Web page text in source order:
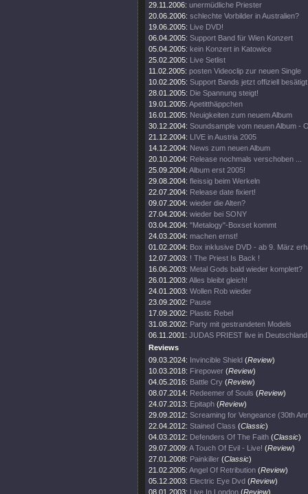
29.11.2006: unermüdliche Priester
20.06.2006: schlechte Vorbilder in Australien?
19.06.2005: Live DVD!
06.04.2005: Support Band für Wien Konzert
05.04.2005: kein Konzert in Katowice
25.02.2005: Live Setlist
11.02.2005: posten Videoclip zur neuen Single
10.02.2005: Support Bands jetzt offiziell besätigt
28.01.2005: Die Spannung steigt!
19.01.2005: Apetitthäppchen
16.01.2005: Neuigkeiten zum neuem Album
30.12.2004: Soundsample vom neuen Album -
21.12.2004: LIVE in Austria 2005
14.12.2004: News zum neuen Album
20.10.2004: Release nochmals verschoben ...
25.09.2004: Album erst 2005!
29.08.2004: fleissig beim Werkeln
22.07.2004: Release date fixiert!
09.07.2004: wieder die Alten?
27.04.2004: wieder bei SONY
03.04.2004: "Metalogy"-Boxset kommt
24.03.2004: machen ernst!
01.02.2004: Box inklusive DVD - ab 9. März
12.07.2003: ! The Priest Is Back !
16.06.2003: Metal Gods bald wieder komplett?
26.01.2003: Alles bleibt gleich!
24.01.2003: Wollen Rob wieder
23.09.2002: Pause
17.09.2002: Plastic Rebel
31.08.2002: Party mit gestrandeten Models
06.11.2001: JUDAS PRIEST live in Deutschland
Reviews
09.03.2024: Invincible Shield (Review)
10.03.2018: Firepower (Review)
04.05.2016: Battle Cry (Review)
08.07.2014: Redeemer of Souls (Review)
24.07.2013: Epitaph (Review)
29.09.2012: Screaming for Vengeance (30th
22.04.2012: Stained Class (Classic)
04.03.2012: Defenders Of The Faith (Classic)
29.07.2009: A Touch Of Evil - Live! (Review)
27.01.2008: Painkiller (Classic)
21.02.2005: Angel Of Retribution (Review)
05.12.2003: Electric Eye Dvd (Review)
08.01.2003: Live In London (Review)